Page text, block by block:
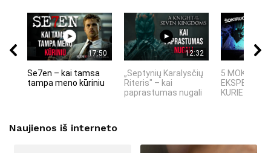
17:50
Se7en – kai tamsa
tampa meno kūriniu
12:32
„Septynių Karalysčių
Riteris" – kai
paprastumas nugali
5 MOKSLINIAI
KURIE
Naujienos iš interneto